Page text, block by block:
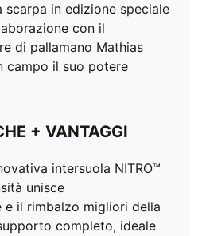
scarpa in edizione speciale
con il
di pallamano Mathias
campo il suo potere
+ VANTAGGI
intersuola NITRO™
unisce
il rimbalzo migliori della
completo, ideale